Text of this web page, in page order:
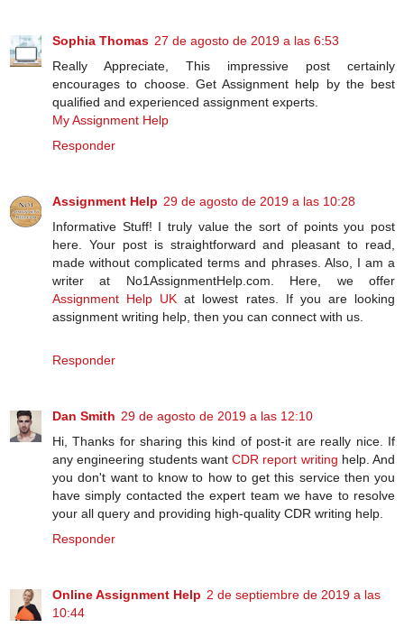
Sophia Thomas 27 de agosto de 2019 a las 6:53
Really Appreciate, This impressive post certainly
encourages to choose. Get Assignment help by the best
qualified and experienced assignment experts.
My Assignment Help
Responder
Assignment Help 29 de agosto de 2019 a las 10:28
Informative Stuff! I truly value the sort of points you post
here. Your post is straightforward and pleasant to read,
made without complicated terms and phrases. Also, I am a
writer at No1AssignmentHelp.com. Here, we offer
Assignment Help UK at lowest rates. If you are looking
assignment writing help, then you can connect with us.
Responder
Dan Smith 29 de agosto de 2019 a las 12:10
Hi, Thanks for sharing this kind of post-it are really nice. If
any engineering students want CDR report writing help. And
you don't want to know to how to get this service then you
have simply contacted the expert team we have to resolve
your all query and providing high-quality CDR writing help.
Responder
Online Assignment Help 2 de septiembre de 2019 a las
10:44